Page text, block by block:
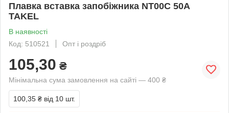
Плавка вставка запобіжника NT00С 50А
TAKEL
В наявності
Код: 510521
Опт і роздріб
105,30 ₴
Мінімальна сума замовлення на сайті — 400 ₴
100,35 ₴ від 10 шт.